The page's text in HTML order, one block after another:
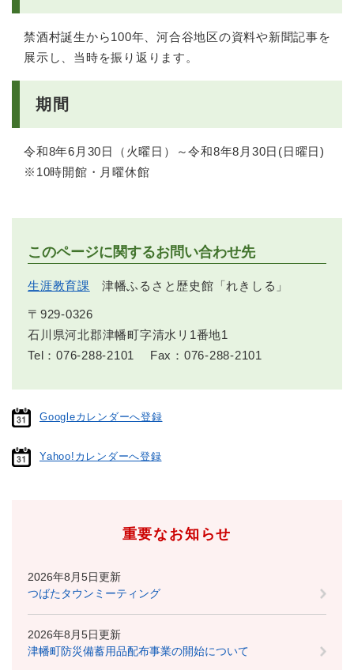
禁酒村誕生から100年、河合谷地区の資料や新聞記事を
展示し、当時を振り返ります。
期間
令和8年6月30日（火曜日）～令和8年8月30日(日曜日)
※10時開館・月曜休館
このページに関するお問い合わせ先
生涯教育課 津幡ふるさと歴史館「れきしる」
〒929-0326
石川県河北郡津幡町字清水リ1番地1
Tel：076-288-2101
Fax：076-288-2101
Googleカレンダーへ登録
Yahoo!カレンダーへ登録
重要なお知らせ
2026年8月5日更新
つばたタウンミーティング
2026年8月5日更新
津幡町防災備蓄用品配布事業の開始について